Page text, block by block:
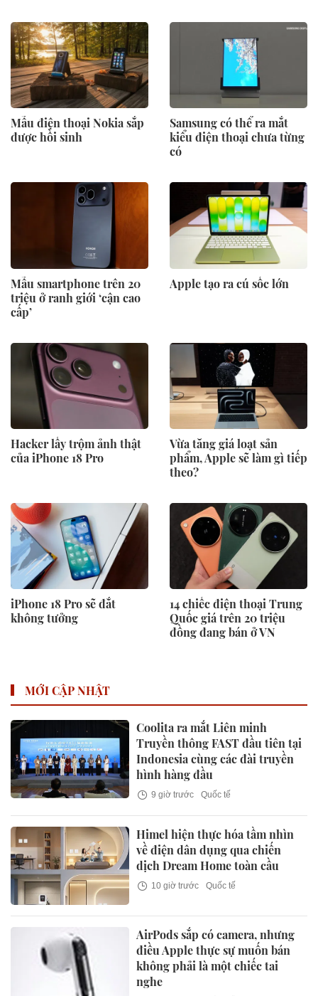
Mẫu điện thoại Nokia sắp
được hồi sinh
Samsung có thể ra mắt
kiểu điện thoại chưa từng
có
Mẫu smartphone trên 20
triệu ở ranh giới ‘cận cao
cấp’
Apple tạo ra cú sốc lớn
Hacker lấy trộm ảnh thật
của iPhone 18 Pro
Vừa tăng giá loạt sản
phẩm, Apple sẽ làm gì tiếp
theo?
iPhone 18 Pro sẽ đắt
không tưởng
14 chiếc điện thoại Trung
Quốc giá trên 20 triệu
đồng đang bán ở VN
MỚI CẬP NHẬT
Coolita ra mắt Liên minh
Truyền thông FAST đầu tiên tại
Indonesia cùng các đài truyền
hình hàng đầu
9 giờ trước Quốc tế
Himel hiện thực hóa tầm nhìn
về điện dân dụng qua chiến
dịch Dream Home toàn cầu
10 giờ trước Quốc tế
AirPods sắp có camera, nhưng
điều Apple thực sự muốn bán
không phải là một chiếc tai
nghe